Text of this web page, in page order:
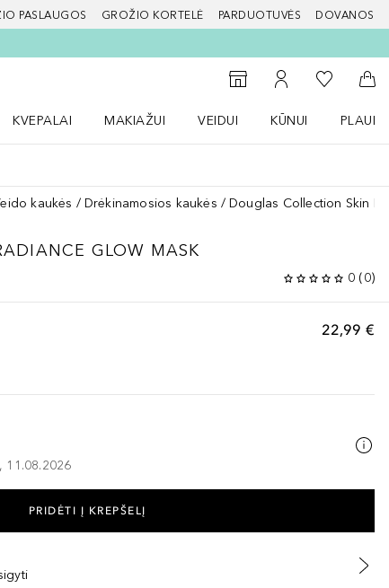
PASLAUGOS GROŽIO KORTELĖ PARDUOTUVĖS DOVANOS
Į parduotuvių paiešką
Į mano paskyrą
Į mano
Į
KVEPALAI
MAKIAŽUI
VEIDUI
KŪNUI
kaukės Drėkinamosios kaukės Douglas Collection Skin
GLOW MASK
0 (0)
22,99 €
11.08.2026
PRIDĖTI Į KREPŠELĮ